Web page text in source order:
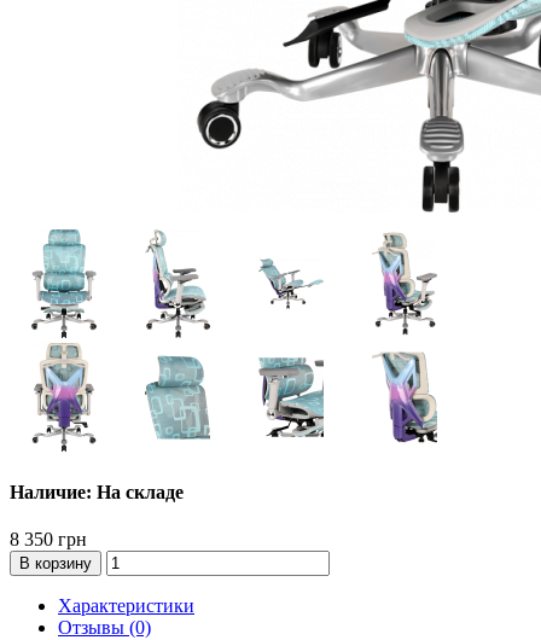
Наличие: На складе
8 350 грн
В корзину
Характеристики
Отзывы (0)